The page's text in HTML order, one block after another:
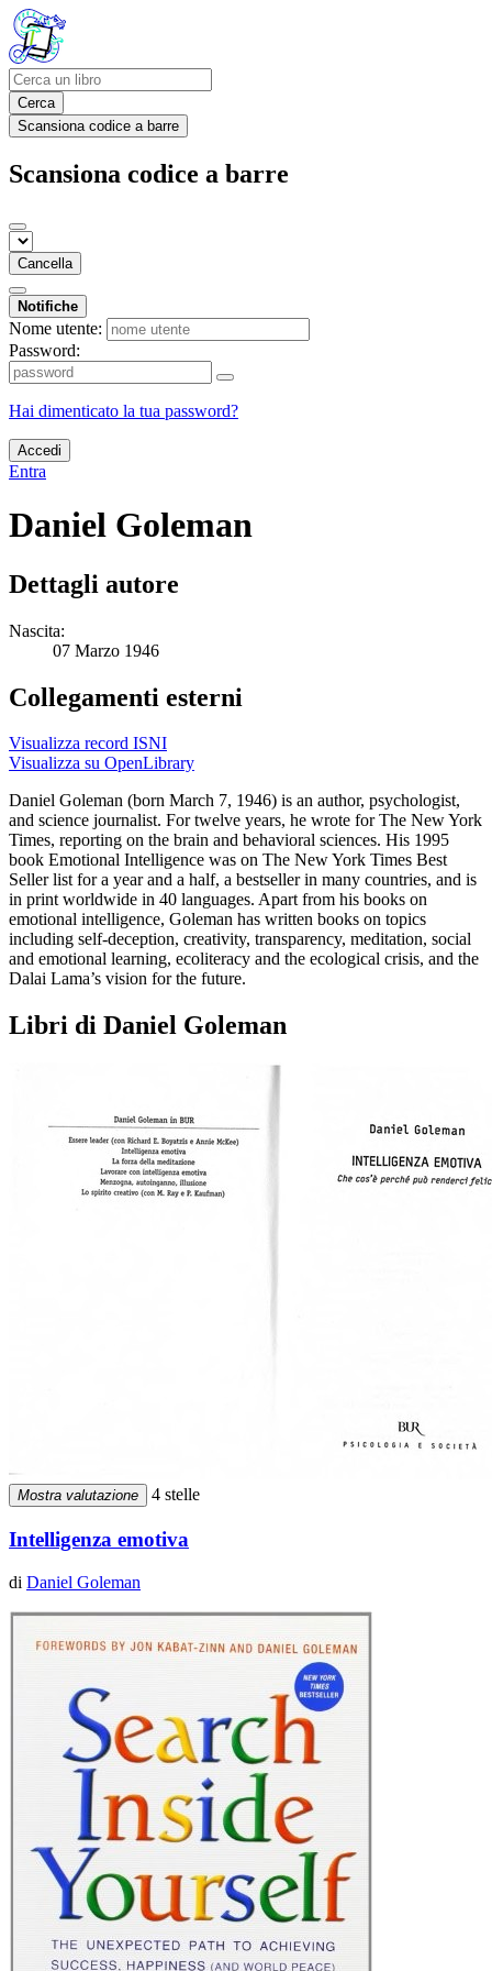
Cerca
Scansiona codice a barre
Scansiona codice a barre
Cancella
Notifiche
Nome utente:
Password:
Hai dimenticato la tua password?
Accedi
Entra
Daniel Goleman
Dettagli autore
Nascita:
07 Marzo 1946
Collegamenti esterni
Visualizza record ISNI
Visualizza su OpenLibrary
Daniel Goleman (born March 7, 1946) is an author, psychologist,
and science journalist. For twelve years, he wrote for The New York
Times, reporting on the brain and behavioral sciences. His 1995
book Emotional Intelligence was on The New York Times Best
Seller list for a year and a half, a bestseller in many countries, and is
in print worldwide in 40 languages. Apart from his books on
emotional intelligence, Goleman has written books on topics
including self-deception, creativity, transparency, meditation, social
and emotional learning, ecoliteracy and the ecological crisis, and the
Dalai Lama’s vision for the future.
Libri di Daniel Goleman
Mostra valutazione 4 stelle
Intelligenza emotiva
di Daniel Goleman